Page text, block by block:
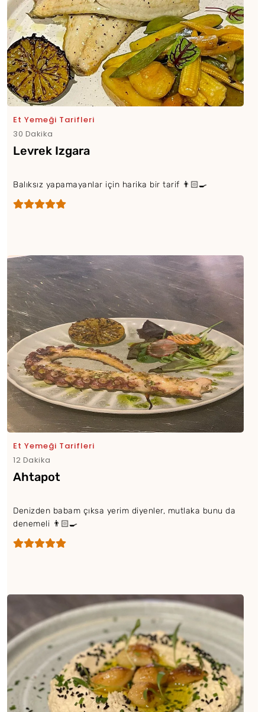
Et Yemeği Tarifleri
30 Dakika
Levrek Izgara
Balıksız yapamayanlar için harika bir tarif 👨🏻‍🍳
Et Yemeği Tarifleri
12 Dakika
Ahtapot
Denizden babam çıksa yerim diyenler, mutlaka bunu da
denemeli 👨🏻‍🍳